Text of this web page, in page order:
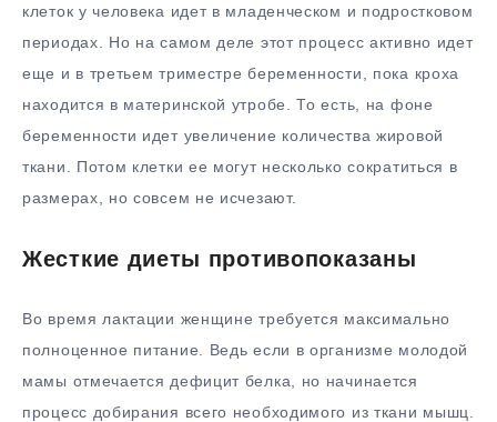
клеток у человека идет в младенческом и подростковом
периодах. Но на самом деле этот процесс активно идет
еще и в третьем триместре беременности, пока кроха
находится в материнской утробе. То есть, на фоне
беременности идет увеличение количества жировой
ткани. Потом клетки ее могут несколько сократиться в
размерах, но совсем не исчезают.
Жесткие диеты противопоказаны
Во время лактации женщине требуется максимально
полноценное питание. Ведь если в организме молодой
мамы отмечается дефицит белка, но начинается
процесс добирания всего необходимого из ткани мышц.